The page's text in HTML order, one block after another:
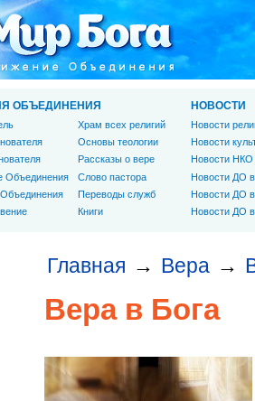
Главная → Вера →
Вера в Бога
ОБЪЕДИНЕНИЯ
Объединения
Храм всех религий
Основы теологии
Рассказы о вере
Слово пастора
Переводы служб
Книги
НОВОСТИ
Новости
Новости
Новости НКО
Новости ДО
Новости ДО
Новости ДО